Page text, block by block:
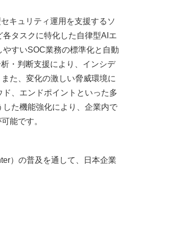
キュリティ運用を支援するソ
タスクに特化した自律型AIエ
すいSOC業務の標準化と自動
・判断支援により、インシデ
た、変化の激しい脅威環境に
、エンドポイントといった多
た機能強化により、企業内で
能です。
）の普及を通して、日本企業